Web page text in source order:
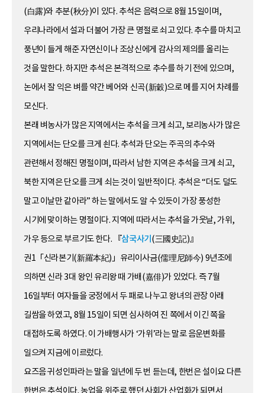
(白露)와 추분(秋分)이 있다. 추석은 음력으로 8월 15일이며,
우리나라에서 설과 더불어 가장 큰 명절로 쇠고 있다. 추수를 마치고
풍년이 들게 해준 자연신이나 조상신에게 감사의 제의를 올리는
것을 말한다. 하지만 추석은 본격적으로 추수를 하기 전에 있으며,
논에서 잘 익은 벼를 약간 베어와 신곡(新穀)으로 메를 지어 차례를
모신다.
본래 벼농사가 많은 지역에서는 추석을 크게 쇠고, 보리농사가 많은
지역에서는 단오를 크게 쇤다. 추석과 단오는 주곡의 추수와
관련해서 정해진 명절이며, 따라서 남한 지역은 추석을 크게 쇠고,
북한 지역은 단오를 크게 쇠는 것이 일반적이다. 추석은 “더도 덜도
말고 이날만 같아라” 하는 말에서도 알 수 있듯이 가장 풍성한
시기에 맞이하는 명절이다. 지역에 따라서는 추석을 가웃날, 가위,
가우 등으로 부르기도 한다. 『삼국사기 (三國史記)』
권1「신라본기(新羅本紀)」유리이사금(儒理尼師今) 9년조에
의하면 신라 3대 왕인 유리왕 때 가배(嘉俳)가 있었다. 즉 7월
16일부터 여자들을 궁정에서 두 패로 나누고 왕녀의 관장 아래
길쌈을 하였고, 8월 15일이 되면 심사하여 진 쪽에서 이긴 쪽을
대접하도록 하였다. 이 가배행사가 ‘가위’라는 말로 음운변화를
일으켜 지금에 이르렀다.
요즈음 귀성인파라는 말을 일년에 두 번 듣는데, 한번은 설이요 다른
한번은 추석이다. 농업을 위주로 했던 사회가 산업화가 되면서